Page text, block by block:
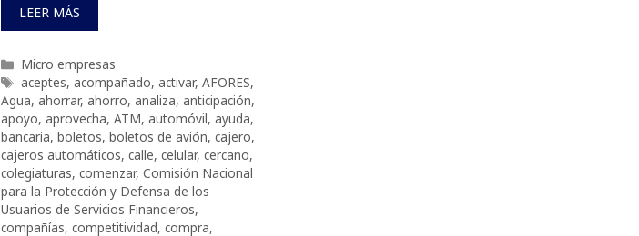
LEER MÁS
Categorías
Micro empresas
Etiquetas
aceptes, acompañado, activar, AFORES,
Agua, ahorrar, ahorro, analiza, anticipación,
apoyo, aprovecha, ATM, automóvil, ayuda,
bancaria, boletos, boletos de avión, cajero,
cajeros automáticos, calle, celular, cercano,
colegiaturas, comenzar, Comisión Nacional
para la Protección y Defensa de los
Usuarios de Servicios Financieros,
compañías, competitividad, compra,